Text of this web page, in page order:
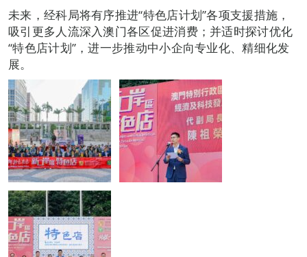
未来，经科局将有序推进“特色店计划”各项支援措施，
吸引更多人流深入澳门各区促进消费；并适时探讨优化
“特色店计划”，进一步推动中小企向专业化、精细化发
展。